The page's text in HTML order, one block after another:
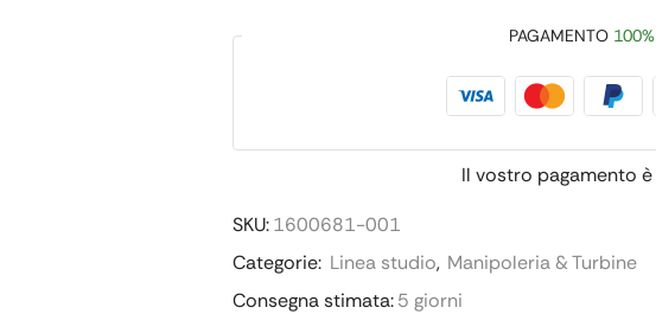
PAGAMENTO 100%
Il vostro pagamento è
SKU:1600681-001
Categorie: Linea studio, Manipoleria & Turbine
Consegna stimata:5 giorni